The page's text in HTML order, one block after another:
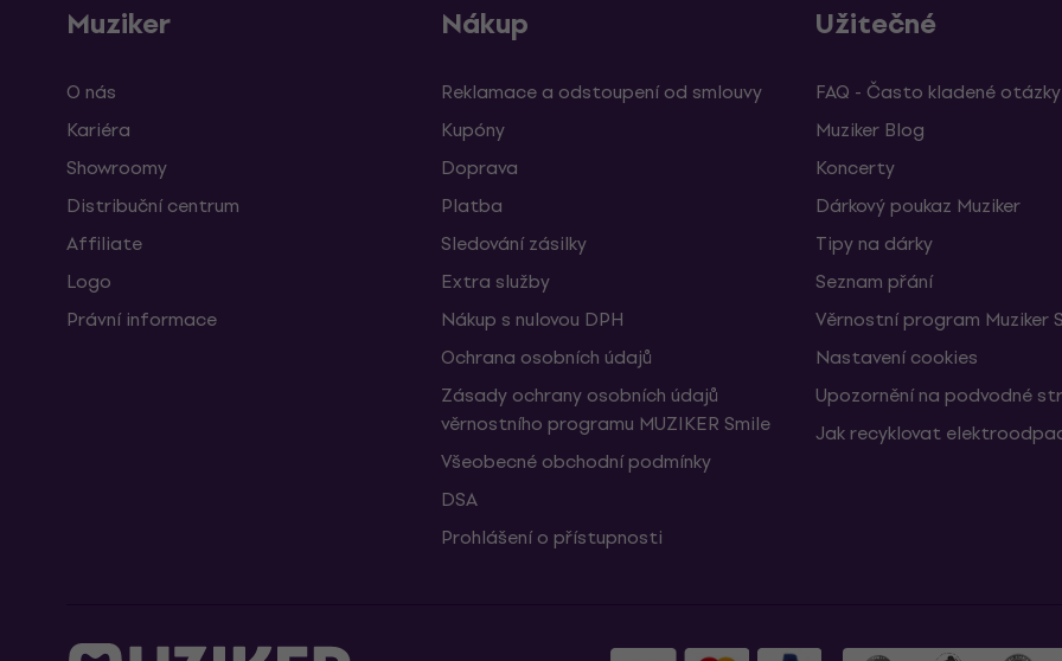
Muziker
O nás
Kariéra
Showroomy
Distribuční centrum
Affiliate
Logo
Právní informace
Nákup
Reklamace a odstoupení od smlouvy
Kupóny
Doprava
Platba
Sledování zásilky
Extra služby
Nákup s nulovou DPH
Ochrana osobních údajů
Zásady ochrany osobních údajů
věrnostního programu MUZIKER Smile
Všeobecné obchodní podmínky
DSA
Prohlášení o přístupnosti
Užitečné
FAQ - Často kladené otázky
Muziker Blog
Koncerty
Dárkový poukaz Muziker
Tipy na dárky
Seznam přání
Věrnostní program Muziker
Nastavení cookies
Upozornění na podvodné
Jak recyklovat